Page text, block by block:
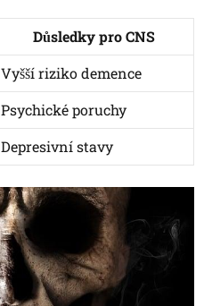
Důsledky pro CNS
Vyšší riziko demence
Psychické poruchy
Depresivní stavy